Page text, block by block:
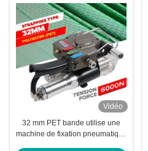
Vidéo
32 mm PET bande utilise une
machine de fixation pneumatique